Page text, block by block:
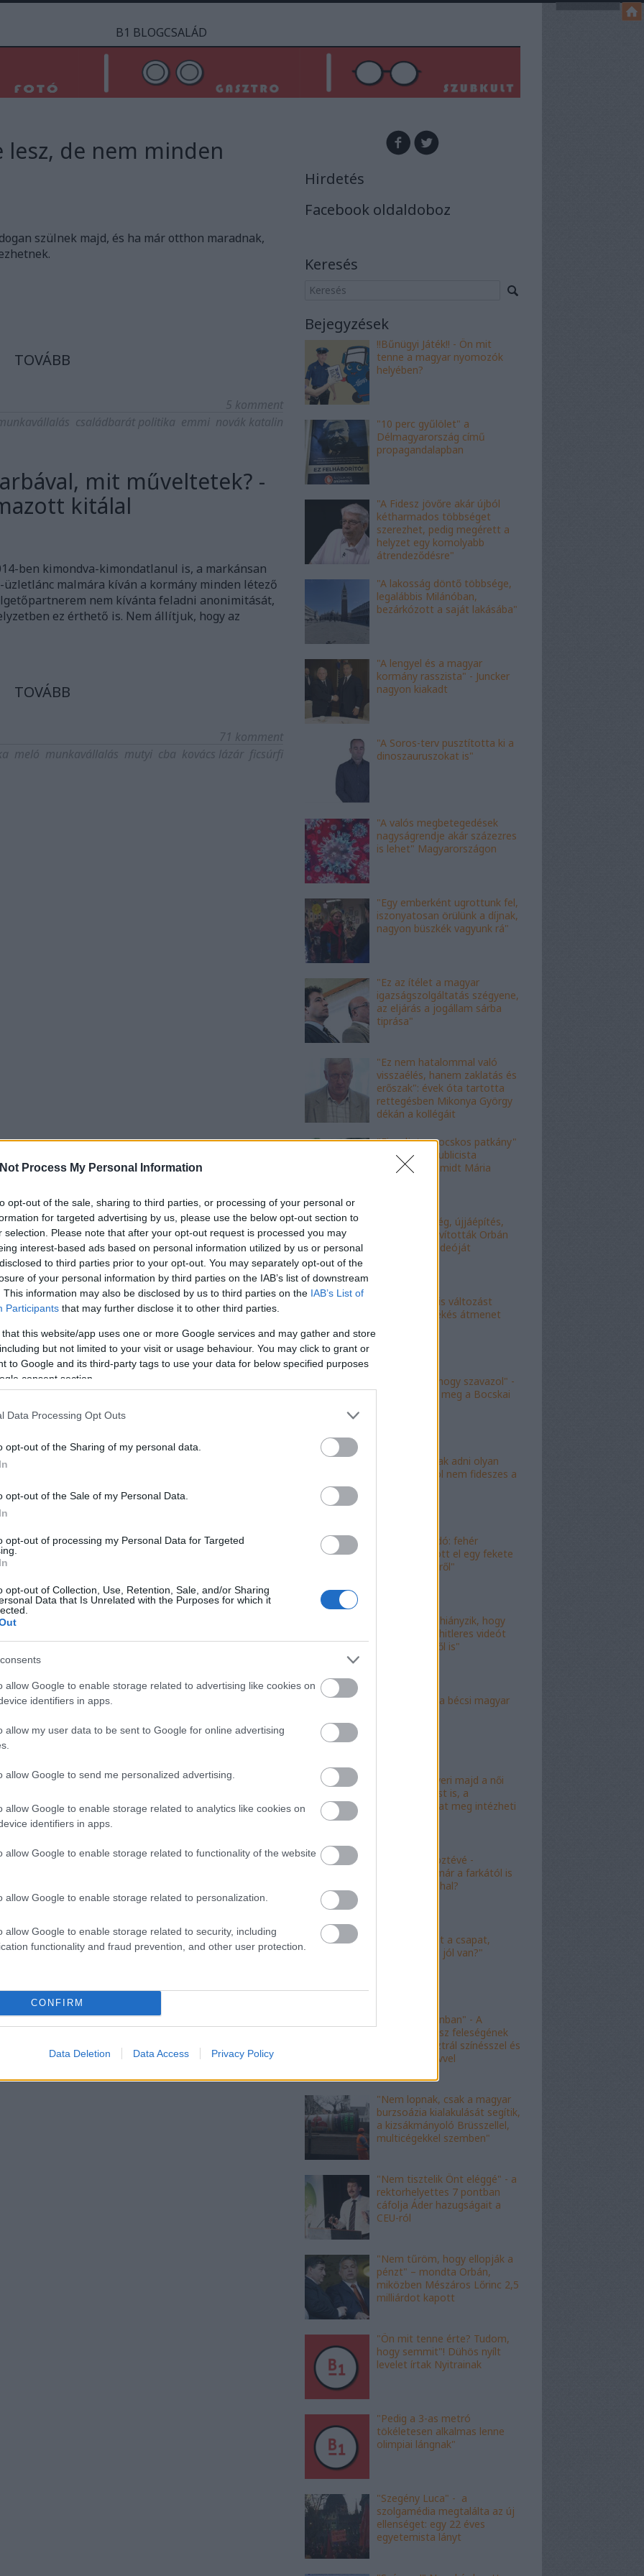
Process My Personal Information
opt-out of the sale, sharing to third parties, or processing of your personal or
for targeted advertising by us, please use the below opt-out section to
selection. Please note that after your opt-out request is processed you may
interest-based ads based on personal information utilized by us or personal
to third parties prior to your opt-out. You may separately opt-out of the
of your personal information by third parties on the IAB’s list of downstream
This information may also be disclosed by us to third parties on the IAB’s List of
Participants that may further disclose it to other third parties.
this website/app uses one or more Google services and may gather and store
but not limited to your visit or usage behaviour. You may click to grant or
to Google and its third-party tags to use your data for below specified purposes
consent section.
Data Processing Opt Outs
opt-out of the Sharing of my personal data.
opt-out of the Sale of my Personal Data.
opt-out of processing my Personal Data for Targeted
opt-out of Collection, Use, Retention, Sale, and/or Sharing
Data that Is Unrelated with the Purposes for which it
allow Google to enable storage related to advertising like cookies on
identifiers in apps.
allow my user data to be sent to Google for online advertising
allow Google to send me personalized advertising.
allow Google to enable storage related to analytics like cookies on
identifiers in apps.
allow Google to enable storage related to functionality of the website
allow Google to enable storage related to personalization.
allow Google to enable storage related to security, including
functionality and fraud prevention, and other user protection.
CONFIRM
Data Deletion Data Access Privacy Policy
B1 BLOGCSALÁD
lesz, de nem minden
szülnek majd, és ha már otthon maradnak,
TOVÁBB
5 komment
családbarát politika emmi novák katalin
mit műveltetek? -
kitálal
ben kimondva-kimondatlanul is, a markánsan
üzletlánc malmára kíván a kormány minden létező
nem kívánta feladni anonimitását,
ez érthető is. Nem állítjuk, hogy az
TOVÁBB
71 komment
meló munkavállalás mutyi cba kovács lázár ficsúrfi
Hirdetés
Facebook oldaldoboz
Keresés
Bejegyzések
!!Bűnügyi Játék!! - Ön mit
tenne a magyar nyomozók
helyében?
"10 perc gyűlölet" a
Délmagyarország című
propagandalapban
"A Fidesz jövőre akár újból
kétharmados többséget
szerezhet, pedig megérett a
helyzet egy komolyabb
átrendeződésre"
"A lakosság döntő többsége,
legalábbis Milánóban,
bezárkózott a saját lakásába"
"A lengyel és a magyar
kormány rasszista" - Juncker
nagyon kiakadt
"A Soros-terv pusztította ki a
dinoszauruszokat is"
"A valós megbetegedések
nagyságrendje akár százezres
is lehet" Magyarországon
"Egy emberként ugrottunk fel,
iszonyatosan örülünk a díjnak,
nagyon büszkék vagyunk rá"
"Ez az ítélet a magyar
igazságszolgáltatás szégyene,
az eljárás a jogállam sárba
tiprása"
"Ez nem hatalommal való
visszaélés, hanem zaklatás és
erőszak": évek óta tartotta
rettegésben Mikonya György
dékán a kollégáit
"Figyelj, te mocskos patkány"
- a fideszes publicista
nekiesett Schmidt Mária
"Kell-e segítség, újjáépítés,
bármi?" - Kijavították Orbán
telefonálós videóját
"Kokó radikális változást
akart, én a békés átmenet
"Köszönöm, hogy szavazol" -
molinó jelent meg a Bocskai
"Lóf.szt fognak adni olyan
területre, ahol nem fideszes a
"Magyar híradó: fehér
gyereket lopott el egy fekete
férfi az erkélyről"
"Már csak az hiányzik, hogy
valami idióta hitleres videót
csináljon ebből is"
"Mély torok" a bécsi magyar
"Mészáros nyeri majd a női
kalapácsvetést is, a
kabalafigurákat meg intézheti
"Minőségi" köztévé -
hamarosan, már a farkától is
bűzleni fog a hal?
"Nagyot ment a csapat,
Viktor! Család jól van?"
"nem kishazánban" - A
fideszes borász feleségének
esete az ausztrál színésszel és
az angol nyelvvel
"Nem lopnak, csak a magyar
burzsoázia kialakulását segítik,
a kizsákmányoló Brüsszellel,
multicégekkel szemben"
"Nem tisztelik Önt eléggé" - a
rektorhelyettes 7 pontban
cáfolja Áder hazugságait a
CEU-ról
"Nem tűröm, hogy ellopják a
pénzt" – mondta Orbán,
miközben Mészáros Lőrinc 2,5
milliárdot kapott
"Ön mit tenne érte? Tudom,
hogy semmit"! Dühös nyílt
levelet írtak Nyitrainak
"Pedig a 3-as metró
tökéletesen alkalmas lenne
olimpiai lángnak"
"Szegény Luca" - a
szolgamédia megtalálta az új
ellenséget: egy 22 éves
egyetemista lányt